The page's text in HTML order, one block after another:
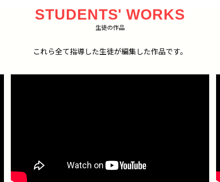
STUDENTS' WORKS
生徒の作品
これら全て指導した生徒が編集した作品です。